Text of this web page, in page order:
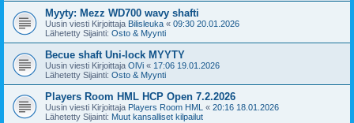
Myyty: Mezz WD700 wavy shafti
Uusin viesti Kirjoittaja Bilisleuka « 09:30 20.01.2026
Lähetetty Sijainti: Osto & Myynti
Becue shaft Uni-lock MYYTY
Uusin viesti Kirjoittaja OlVi « 17:06 19.01.2026
Lähetetty Sijainti: Osto & Myynti
Players Room HML HCP Open 7.2.2026
Uusin viesti Kirjoittaja Players Room HML « 20:16 18.01.2026
Lähetetty Sijainti: Muut kansalliset kilpailut